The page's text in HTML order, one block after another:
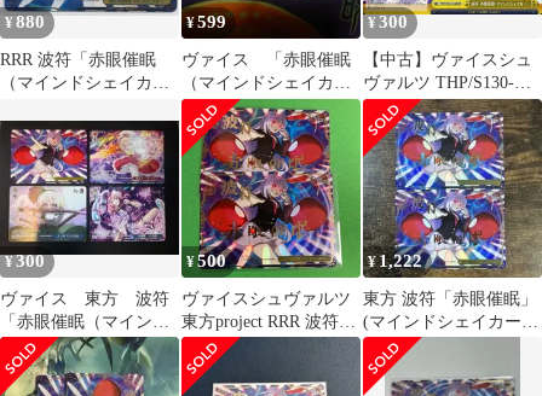
¥880
RRR 波符「赤眼催眠
（マインドシェイカ
Project ヴァイス
¥599
ヴァイス 「赤眼催眠
（マインドシェイカ
ー）」 (PR プロモ) 未
使用品
¥300
【中古】ヴァイスシュ
ヴァルツ THP/S130-
028[CR]：波符「赤眼催
眠(マインドシェイカ
ー)」
¥300
ヴァイス 東方 波符
「赤眼催眠（マインド
シェイカー）」 PRま
とめ
¥500
ヴァイスシュヴァルツ
東方project RRR 波符
「赤眼催眠（マインド
シェイカー）」 2枚
¥1,222
東方 波符「赤眼催眠」
(マインドシェイカー)
RRR 2枚セット ②